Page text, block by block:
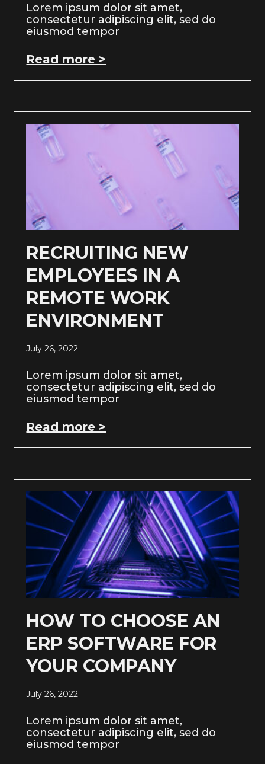
Lorem ipsum dolor sit amet,
consectetur adipiscing elit, sed do
eiusmod tempor
Read more >
RECRUITING NEW
EMPLOYEES IN A
REMOTE WORK
ENVIRONMENT
July 26, 2022
Lorem ipsum dolor sit amet,
consectetur adipiscing elit, sed do
eiusmod tempor
Read more >
HOW TO CHOOSE AN
ERP SOFTWARE FOR
YOUR COMPANY
July 26, 2022
Lorem ipsum dolor sit amet,
consectetur adipiscing elit, sed do
eiusmod tempor